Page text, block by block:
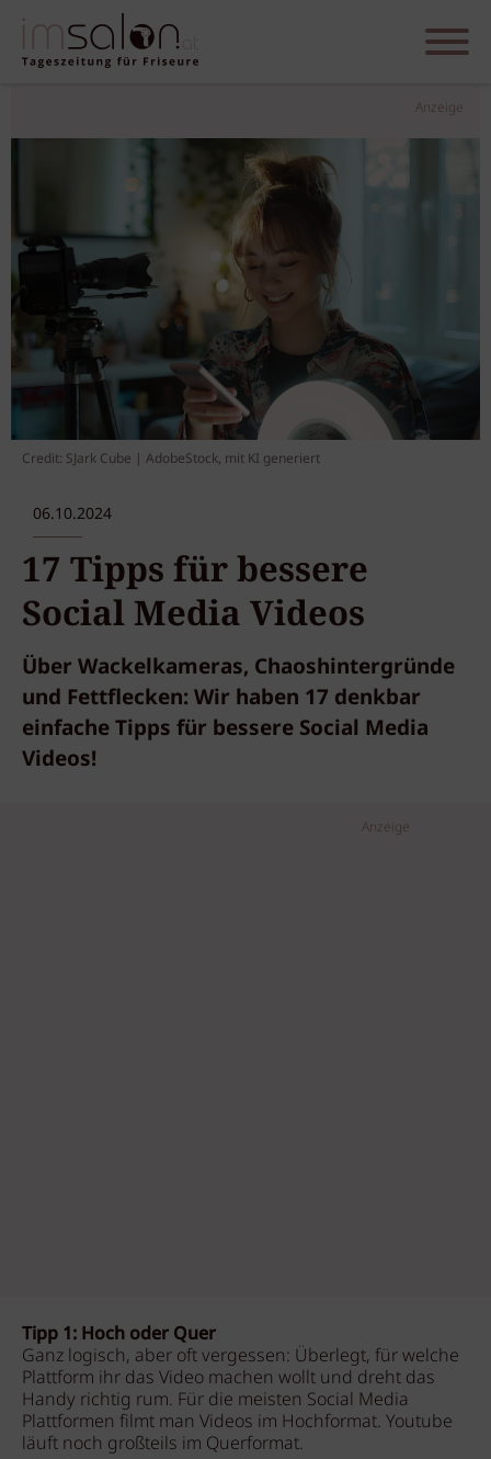
Anzeige
Credit: SJark Cube | AdobeStock, mit KI generiert
06.10.2024
17 Tipps für bessere
Social Media Videos
Über Wackelkameras, Chaoshintergründe
und Fettflecken: Wir haben 17 denkbar
einfache Tipps für bessere Social Media
Videos!
Anzeige
Tipp 1: Hoch oder Quer
Ganz logisch, aber oft vergessen: Überlegt, für welche
Plattform ihr das Video machen wollt und dreht das
Handy richtig rum. Für die meisten Social Media
Plattformen filmt man Videos im Hochformat. Youtube
läuft noch großteils im Querformat.